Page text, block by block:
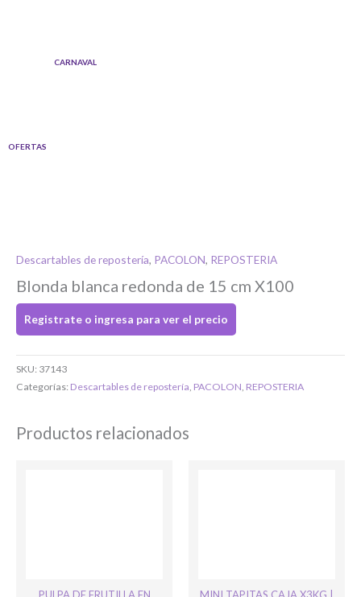
OFERTAS
CARNAVAL
Descartables de repostería, PACOLON, REPOSTERIA
Blonda blanca redonda de 15 cm X100
Registrate o ingresa para ver el precio
SKU: 37143
Categorías: Descartables de repostería PACOLON REPOSTERIA
Productos relacionados
PULPA DE FRUTILLA EN
MINI TAPITAS CAJA X3KG |
Si tenés cuenta...
Toca para ingresar
O completa el Formulario de registro